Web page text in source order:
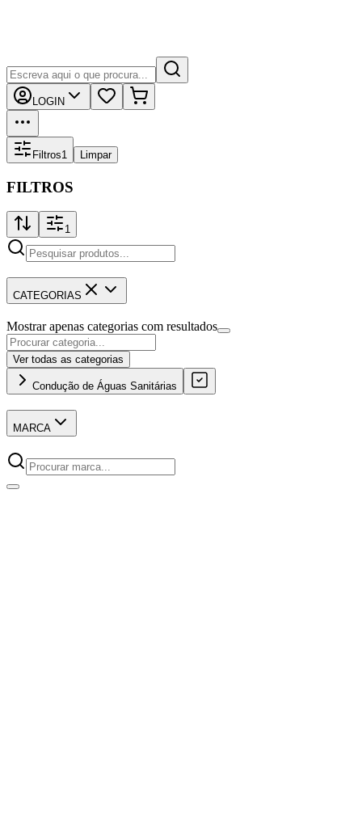
LOGIN
Filtros1 Limpar
FILTROS
1
CATEGORIAS
Mostrar apenas categorias com resultados
Ver todas as categorias
Condução de Águas Sanitárias
MARCA